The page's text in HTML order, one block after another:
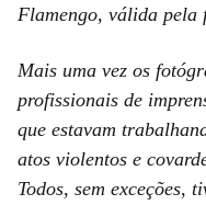
Flamengo, válida
Mais uma vez os
profissionais de
que estavam
atos violentos e
Todos, sem exceções,